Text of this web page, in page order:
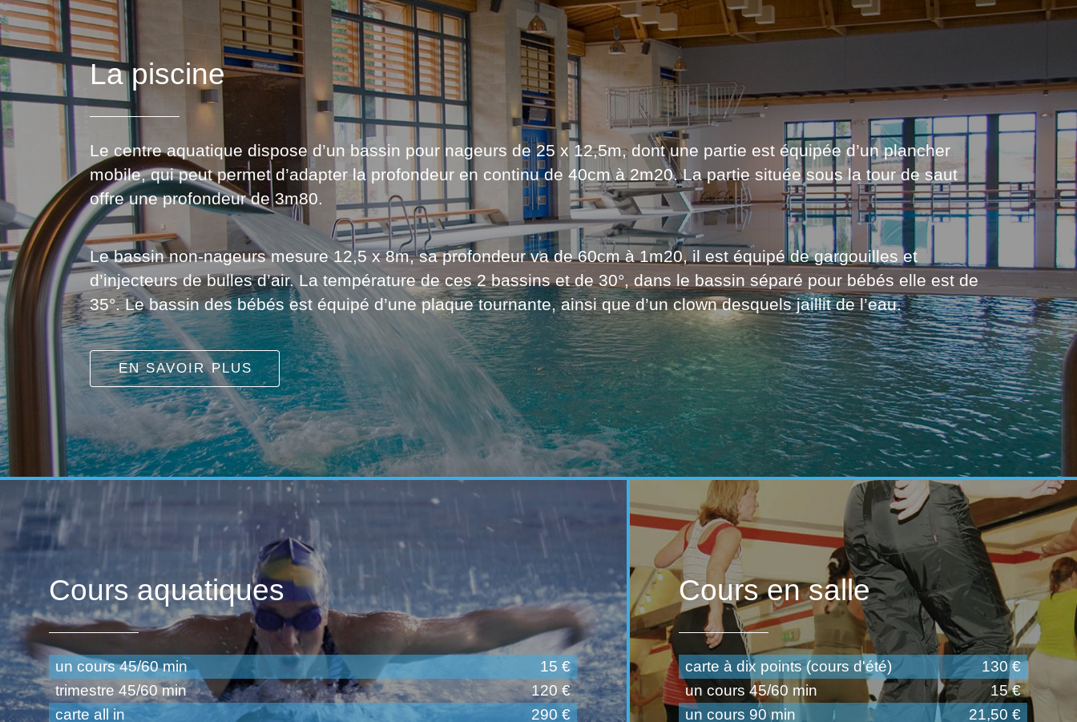
La piscine
Le centre aquatique dispose d’un bassin pour nageurs de 25 x 12,5m, dont une partie est équipée d’un plancher
mobile, qui peut permet d’adapter la profondeur en continu de 40cm à 2m20. La partie située sous la tour de saut
offre une profondeur de 3m80.
Le bassin non-nageurs mesure 12,5 x 8m, sa profondeur va de 60cm à 1m20, il est équipé de gargouilles et
d’injecteurs de bulles d’air. La température de ces 2 bassins et de 30°, dans le bassin séparé pour bébés elle est de
35°. Le bassin des bébés est équipé d’une plaque tournante, ainsi que d’un clown desquels jaillit de l’eau.
EN SAVOIR PLUS
Cours aquatiques
un cours 45/60 min
15 €
trimestre 45/60 min
120 €
carte all in
290 €
Cours en salle
carte à dix points (cours d'été)
130 €
un cours 45/60 min
15 €
un cours 90 min
21,50 €